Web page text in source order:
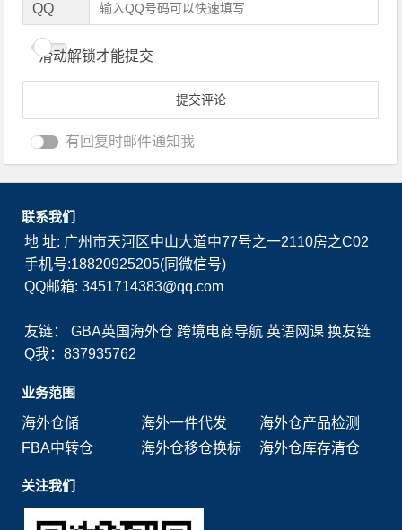
QQ
滑动解锁才能提交
有回复时邮件通知我
联系我们
地 址: 广州市天河区中山大道中77号之一2110房之C02
手机号:18820925205(同微信号)
QQ邮箱: 3451714383@qq.com
友链：GBA英国海外仓 跨境电商导航 英语网课 换友链
Q我：837935762
业务范围
海外仓储
海外一件代发
海外仓产品检测
FBA中转仓
海外仓移仓换标 海外仓库存清仓
关注我们